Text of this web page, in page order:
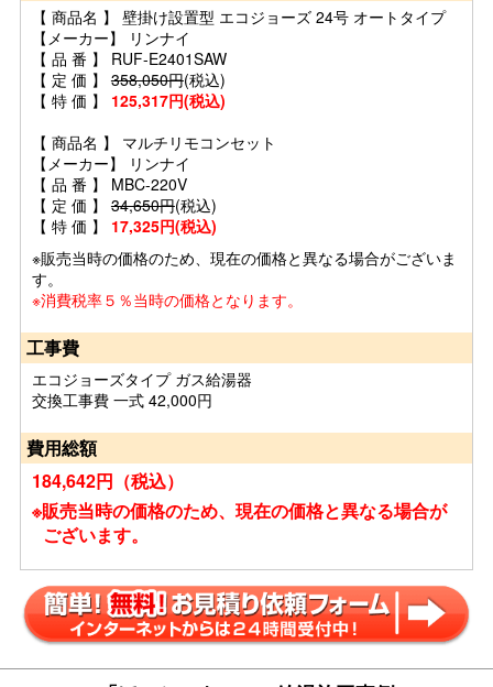
【 商品名 】 壁掛け設置型 エコジョーズ 24号 オートタイプ
【メーカー】 リンナイ
【 品 番 】 RUF-E2401SAW
【 定 価 】 358,050円(税込)
【 特 価 】 125,317円(税込)
【 商品名 】 マルチリモコンセット
【メーカー】 リンナイ
【 品 番 】 MBC-220V
【 定 価 】 34,650円(税込)
【 特 価 】 17,325円(税込)
※販売当時の価格のため、現在の価格と異なる場合がございま
す。
※消費税率５％当時の価格となります。
工事費
エコジョーズタイプ ガス給湯器
交換工事費 一式 42,000円
費用総額
184,642円（税込）
※販売当時の価格のため、現在の価格と異なる場合が
ございます。